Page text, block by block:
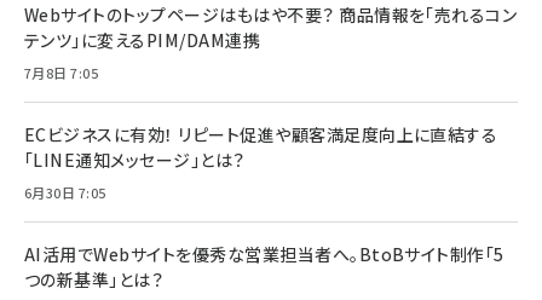
Webサイトのトップページはもはや不要？ 商品情報を「売れるコン
テンツ」に変えるPIM/DAM連携
7月8日 7:05
ECビジネスに有効！ リピート促進や顧客満足度向上に直結する
「LINE通知メッセージ」とは？
6月30日 7:05
AI活用でWebサイトを優秀な営業担当者へ。BtoBサイト制作「5
つの新基準」とは？